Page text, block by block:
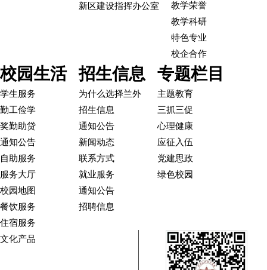
新区建设指挥办公室
教学荣誉
教学科研
特色专业
校企合作
校园生活
学生服务
勤工俭学
奖勤助贷
通知公告
自助服务
服务大厅
校园地图
餐饮服务
住宿服务
文化产品
招生信息
为什么选择兰外
招生信息
通知公告
新闻动态
联系方式
就业服务
通知公告
招聘信息
专题栏目
主题教育
三抓三促
心理健康
应征入伍
党建思政
绿色校园